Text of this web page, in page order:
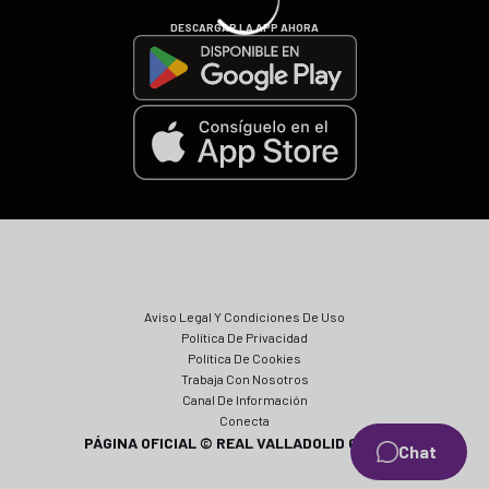
Chat
DESCARGAR LA APP AHORA
Aviso Legal Y Condiciones De Uso
Política De Privacidad
Política De Cookies
Trabaja Con Nosotros
Canal De Información
Conecta
PÁGINA OFICIAL © REAL VALLADOLID CF 2024